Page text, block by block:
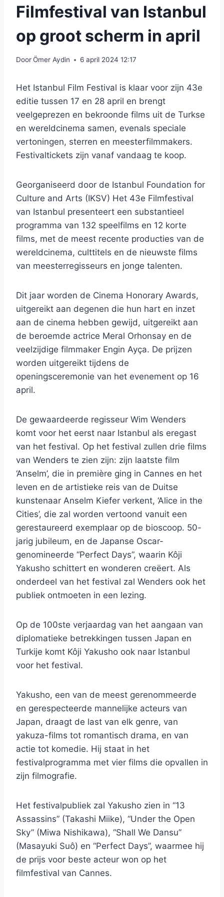
Filmfestival van Istanbul
op groot scherm in april
DoorÖmer Aydin 6 april 2024 12:17
Het Istanbul Film Festival is klaar voor zijn 43e
editie tussen 17 en 28 april en brengt
veelgeprezen en bekroonde films uit de Turkse
en wereldcinema samen, evenals speciale
vertoningen, sterren en meesterfilmmakers.
Festivaltickets zijn vanaf vandaag te koop.
Georganiseerd door de Istanbul Foundation for
Culture and Arts (IKSV) Het 43e Filmfestival
van Istanbul presenteert een substantieel
programma van 132 speelfilms en 12 korte
films, met de meest recente producties van de
wereldcinema, culttitels en de nieuwste films
van meesterregisseurs en jonge talenten.
Dit jaar worden de Cinema Honorary Awards,
uitgereikt aan degenen die hun hart en inzet
aan de cinema hebben gewijd, uitgereikt aan
de beroemde actrice Meral Orhonsay en de
veelzijdige filmmaker Engin Ayça. De prijzen
worden uitgereikt tijdens de
openingsceremonie van het evenement op 16
april.
De gewaardeerde regisseur Wim Wenders
komt voor het eerst naar Istanbul als eregast
van het festival. Op het festival zullen drie films
van Wenders te zien zijn: zijn laatste film
‘Anselm’, die in première ging in Cannes en het
leven en de artistieke reis van de Duitse
kunstenaar Anselm Kiefer verkent, ‘Alice in the
Cities’, die zal worden vertoond vanuit een
gerestaureerd exemplaar op de bioscoop. 50-
jarig jubileum, en de Japanse Oscar-
genomineerde “Perfect Days”, waarin Kôji
Yakusho schittert en wonderen creëert. Als
onderdeel van het festival zal Wenders ook het
publiek ontmoeten in een lezing.
Op de 100ste verjaardag van het aangaan van
diplomatieke betrekkingen tussen Japan en
Turkije komt Kôji Yakusho ook naar Istanbul
voor het festival.
Yakusho, een van de meest gerenommeerde
en gerespecteerde mannelijke acteurs van
Japan, draagt ​​de last van elk genre, van
yakuza-films tot romantisch drama, en van
actie tot komedie. Hij staat in het
festivalprogramma met vier films die opvallen in
zijn filmografie.
Het festivalpubliek zal Yakusho zien in “13
Assassins” (Takashi Miike), “Under the Open
Sky” (Miwa Nishikawa), “Shall We Dansu”
(Masayuki Suô) en “Perfect Days”, waarmee hij
de prijs voor beste acteur won op het
filmfestival van Cannes.